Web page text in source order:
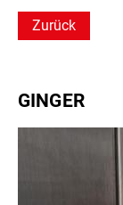
Zurück
GINGER